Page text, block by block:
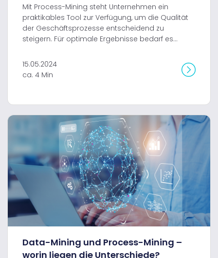
Mit Process-Mining steht Unternehmen ein
praktikables Tool zur Verfügung, um die Qualität
der Geschäftsprozesse entscheidend zu
steigern. Für optimale Ergebnisse bedarf es...
15.05.2024
ca. 4 Min
Data-Mining und Process-Mining –
worin liegen die Unterschiede?